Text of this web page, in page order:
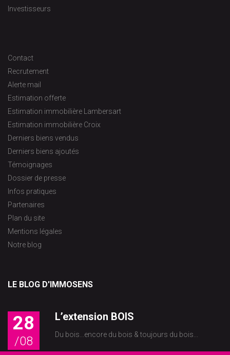
Investisseurs
Contact
Recrutement
Alerte mail
Estimation offerte
Estimation immobilière Lambersart
Estimation immobilière Croix
Derniers biens vendus
Derniers biens ajoutés
Témoignages
Dossier de presse
Infos pratiques
Partenaires
Plan du site
Mentions légales
Notre blog
LE BLOG D'IMMOSENS
28
/08
L’extension BOIS
Du bois...encore du bois & toujours du bois...